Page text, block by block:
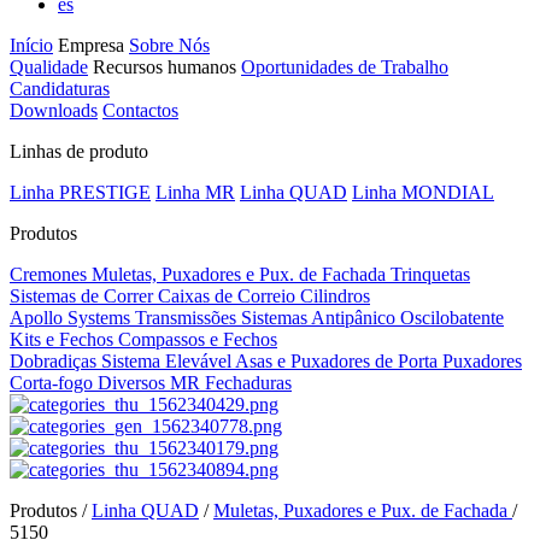
es
Início Empresa Sobre Nós
Qualidade Recursos humanos Oportunidades de Trabalho
Candidaturas
Downloads Contactos
Linhas de produto
Linha PRESTIGE Linha MR Linha QUAD Linha MONDIAL
Produtos
Cremones Muletas, Puxadores e Pux. de Fachada Trinquetas
Sistemas de CorrerCaixas de Correio Cilindros
Apollo Systems Transmissões Sistemas Antipânico Oscilobatente
Kits e Fechos Compassos e Fechos
Dobradiças Sistema Elevável Asas e Puxadores de Porta Puxadores
Corta-fogo Diversos MR Fechaduras
Produtos /Linha QUAD /Muletas, Puxadores e Pux. de Fachada /
5150